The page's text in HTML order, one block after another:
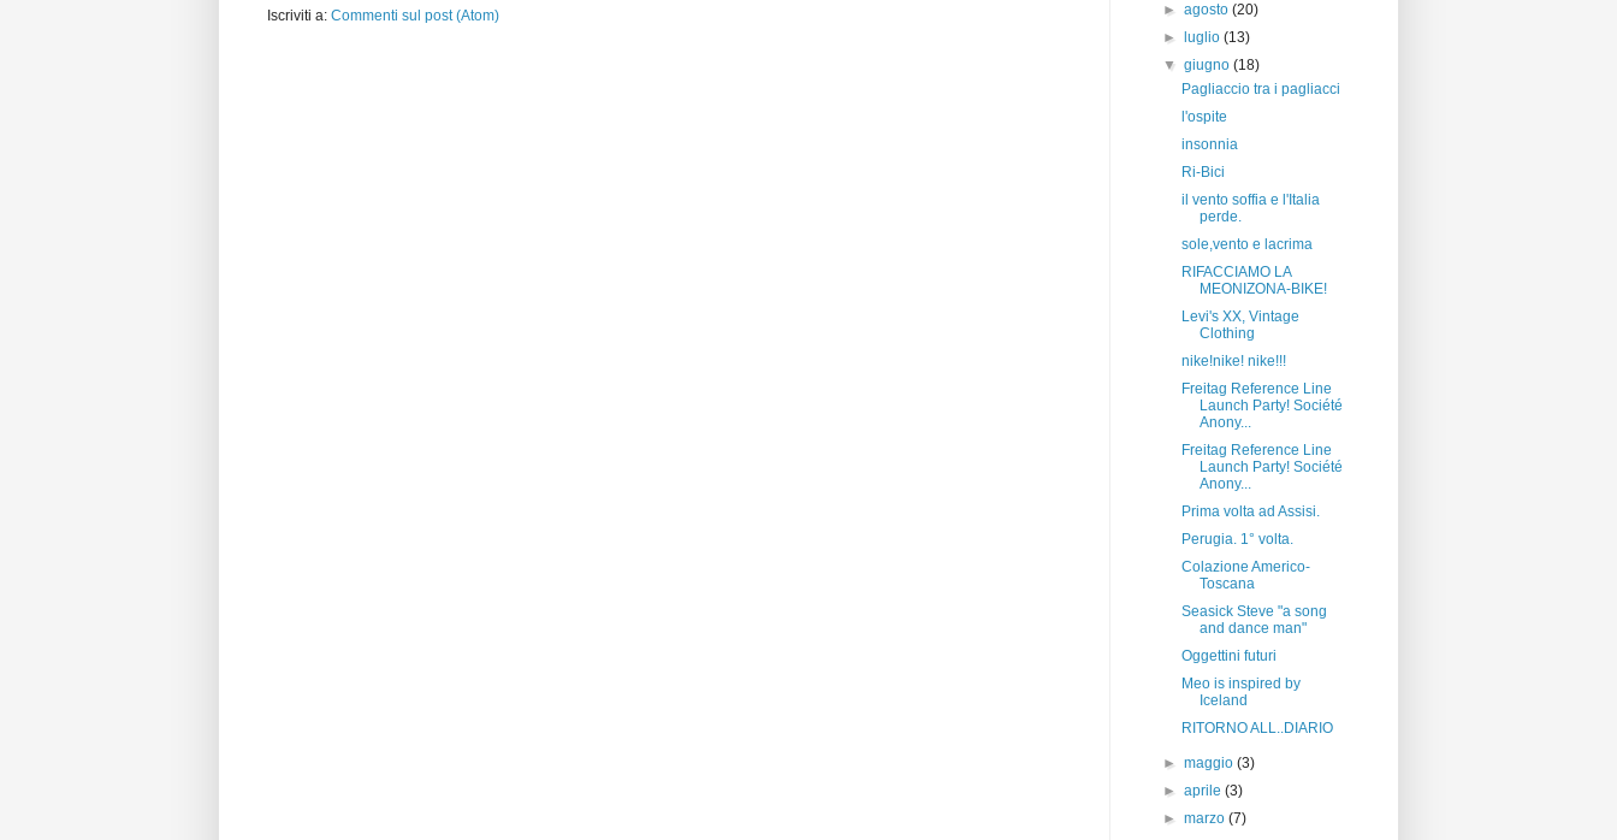
Iscriviti a: Commenti sul post (Atom)
►agosto(20)
►
luglio(13)
▼giugno(18)
Pagliaccio tra i pagliacci
l'ospite
insonnia
Ri-Bici
il vento soffia e l'Italia
perde.
sole,vento e lacrima
RIFACCIAMO LA
MEONIZONA-BIKE!
Levi's XX, Vintage
Clothing
nike!nike! nike!!!
Freitag Reference Line
Launch Party! Société
Anony...
Freitag Reference Line
Launch Party! Société
Anony...
Prima volta ad Assisi.
Perugia. 1° volta.
Colazione Americo-
Toscana
Seasick Steve "a song
and dance man"
Oggettini futuri
Meo is inspired by
Iceland
RITORNO ALL..DIARIO
►maggio(3)
►aprile(3)
►marzo(7)